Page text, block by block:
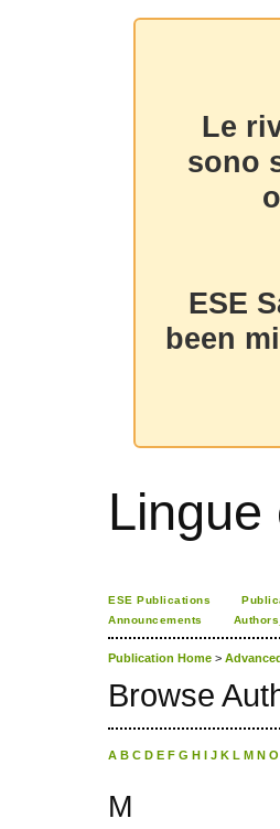
Le
sono
ESE
been
Lingue
ESE Publications
Announcements
Publication Home >
Browse
A B C D E F G H I J K L M N O
M